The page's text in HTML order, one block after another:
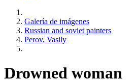
Galería de imágenes
Russian and soviet painters
Perov, Vasily
Drowned woman